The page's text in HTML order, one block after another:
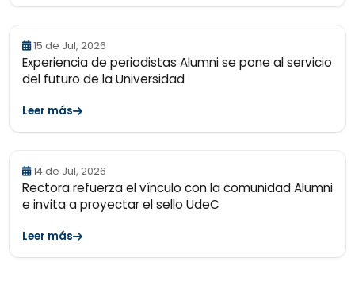
15 de Jul, 2026
Experiencia de periodistas Alumni se pone al servicio
del futuro de la Universidad
Leer más
14 de Jul, 2026
Rectora refuerza el vínculo con la comunidad Alumni
e invita a proyectar el sello UdeC
Leer más